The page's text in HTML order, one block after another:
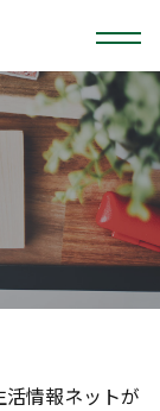
情報ネットが